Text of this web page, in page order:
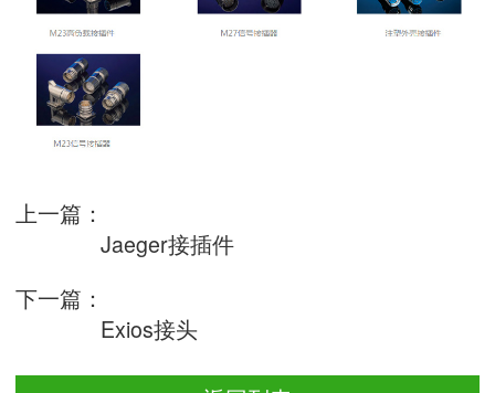
上一篇：
Jaeger接插件
下一篇：
Exios接头